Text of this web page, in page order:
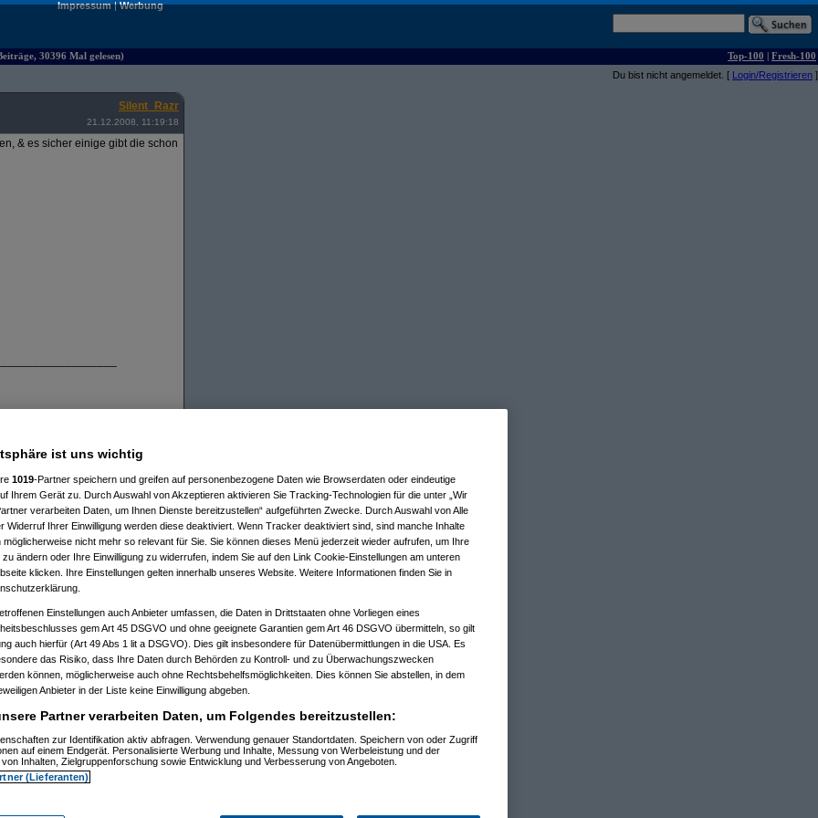
Impressum|Werbung
30396 Mal gelesen) Top-100 | Fresh-100
Du bist nicht angemeldet. [ Login/Registrieren ]
Silent_Razr
21.12.2008, 11:19:18
& es sicher einige gibt die schon
11:32:52)
11:35:10)
12:40:07)
21.12.2008, 12:43:46)
12:46:42)
21.12.2008, 12:48:51)
am 21.12.2008, 15:29:14)
am 21.12.2008, 12:49:41)
am 21.12.2008, 12:59:58)
am 22.12.2008, 19:52:16)
am 22.12.2008, 20:38:25)
am 22.12.2008, 20:56:19)
am 22.12.2008, 21:01:14)
am 22.12.2008, 21:06:19)
am 22.12.2008, 21:26:38)
ist uns wichtig
1019-Partner speichern und greifen auf personenbezogene Daten wie Browserdaten oder eindeutige
Ihrem Gerät zu. Durch Auswahl von Akzeptieren aktivieren Sie Tracking-Technologien für die unter „Wir
verarbeiten Daten, um Ihnen Dienste bereitzustellen“ aufgeführten Zwecke. Durch Auswahl von Alle
Widerruf Ihrer Einwilligung werden diese deaktiviert. Wenn Tracker deaktiviert sind, sind manche Inhalte
möglicherweise nicht mehr so relevant für Sie. Sie können dieses Menü jederzeit wieder aufrufen, um Ihre
zu ändern oder Ihre Einwilligung zu widerrufen, indem Sie auf den Link Cookie-Einstellungen am unteren
klicken. Ihre Einstellungen gelten innerhalb unseres Website. Weitere Informationen finden Sie in
Einstellungen auch Anbieter umfassen, die Daten in Drittstaaten ohne Vorliegen eines
gem Art 45 DSGVO und ohne geeignete Garantien gem Art 46 DSGVO übermitteln, so gilt
auch hierfür (Art 49 Abs 1 lit a DSGVO). Dies gilt insbesondere für Datenübermittlungen in die USA. Es
das Risiko, dass Ihre Daten durch Behörden zu Kontroll- und zu Überwachungszwecken
können, möglicherweise auch ohne Rechtsbehelfsmöglichkeiten. Dies können Sie abstellen, in dem
Anbieter in der Liste keine Einwilligung abgeben.
Partner verarbeiten Daten, um Folgendes bereitzustellen:
zur Identifikation aktiv abfragen. Verwendung genauer Standortdaten. Speichern von oder Zugriff
auf einem Endgerät. Personalisierte Werbung und Inhalte, Messung von Werbeleistung und der
Inhalten, Zielgruppenforschung sowie Entwicklung und Verbesserung von Angeboten.
(Lieferanten)